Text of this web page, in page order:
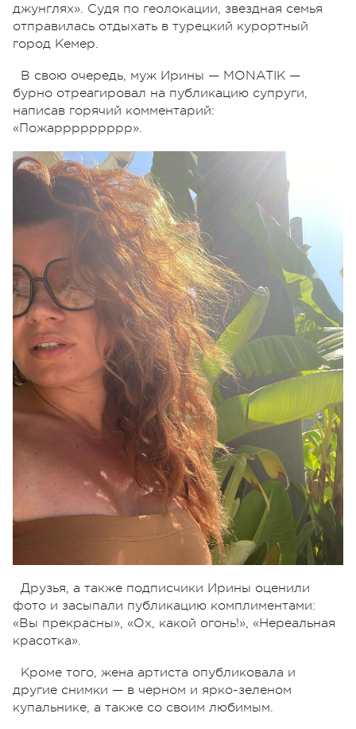
джунглях». Судя по геолокации, звездная семья
отправилась отдыхать в турецкий курортный
город Кемер.
В свою очередь, муж Ирины — MONATIK —
бурно отреагировал на публикацию супруги,
написав горячий комментарий:
«Пожаррррррррр».
Друзья, а также подписчики Ирины оценили
фото и засыпали публикацию комплиментами:
«Вы прекрасны», «Ох, какой огонь!», «Нереальная
красотка».
Кроме того, жена артиста опубликовала и
другие снимки — в черном и ярко-зеленом
купальнике, а также со своим любимым.